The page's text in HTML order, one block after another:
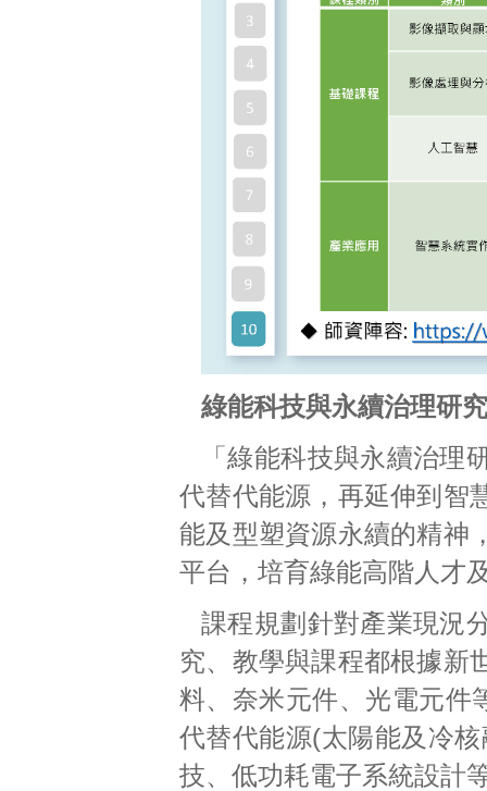
綠能科技與永續治理研
「綠能科技與永續治
代替代能源，再延伸到智
能及型塑資源永續的精神
平台，培育綠能高階人才
課程規劃針對產業現況
究、教學與課程都根據新
料、奈米元件、光電元件
代替代能源(太陽能及冷
技、低功耗電子系統設計